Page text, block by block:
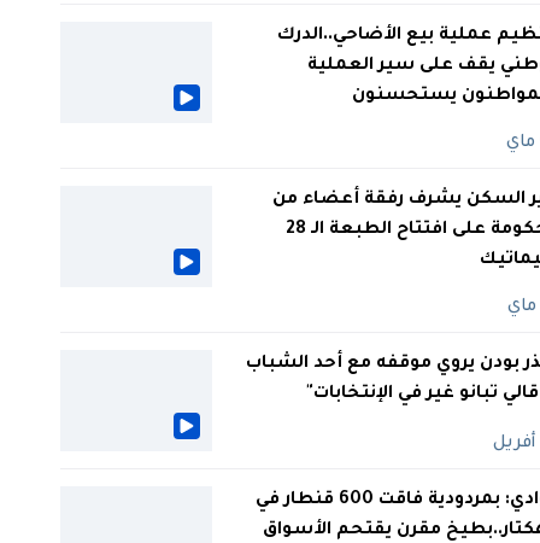
عملية بيع الأضاحي..الدرك
يقف على سير العملية
يستحسنون
السكن يشرف رفقة أعضاء من
الحكومة على افتتاح الطبعة الـ 28
بودن يروي موقفه مع أحد الشباب
تبانو غير في الإنتخابات"
الوادي: بمردودية فاقت 600 قنطار في
مقرن يقتحم الأسواق